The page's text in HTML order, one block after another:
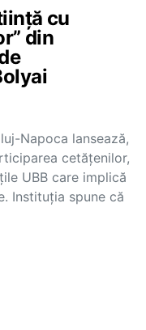
cu
din
Napoca lansează,
cetățenilor,
UBB care implică
Instituția spune că